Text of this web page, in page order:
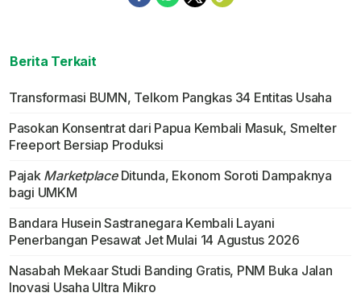
Berita Terkait
Transformasi BUMN, Telkom Pangkas 34 Entitas Usaha
Pasokan Konsentrat dari Papua Kembali Masuk, Smelter
Freeport Bersiap Produksi
Pajak MarketplaceDitunda, Ekonom Soroti Dampaknya
bagi UMKM
Bandara Husein Sastranegara Kembali Layani
Penerbangan Pesawat Jet Mulai 14 Agustus 2026
Nasabah Mekaar Studi Banding Gratis, PNM Buka Jalan
Inovasi Usaha Ultra Mikro